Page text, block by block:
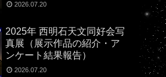
2026.07.20
2025年 西明石天文同好会写
真展（展示作品の紹介・ア
ンケート結果報告）
2026.07.20